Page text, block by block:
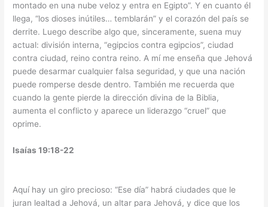
montado en una nube veloz y entra en Egipto”. Y en cuanto él
llega, “los dioses inútiles… temblarán” y el corazón del país se
derrite. Luego describe algo que, sinceramente, suena muy
actual: división interna, “egipcios contra egipcios”, ciudad
contra ciudad, reino contra reino. A mí me enseña que Jehová
puede desarmar cualquier falsa seguridad, y que una nación
puede romperse desde dentro. También me recuerda que
cuando la gente pierde la dirección divina de la Biblia,
aumenta el conflicto y aparece un liderazgo “cruel” que
oprime.
Isaías 19:18-22
Aquí hay un giro precioso: “Ese día” habrá ciudades que le
juran lealtad a Jehová, un altar para Jehová, y dice que los